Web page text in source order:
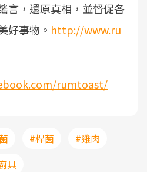
言，還原真相，並督促各
好事物。 http://www.ru
rumtoast/
#桿菌
#雞肉
具